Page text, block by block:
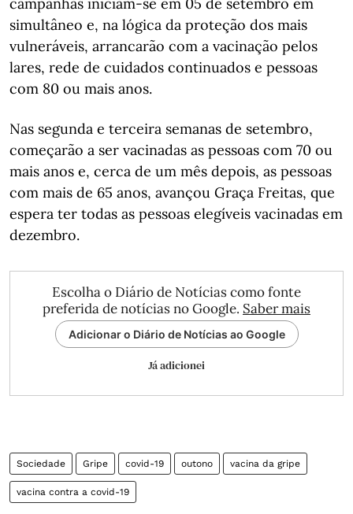
simultâneo e, na lógica da proteção dos mais
vulneráveis, arrancarão com a vacinação pelos
lares, rede de cuidados continuados e pessoas
com 80 ou mais anos.
Nas segunda e terceira semanas de setembro,
começarão a ser vacinadas as pessoas com 70 ou
mais anos e, cerca de um mês depois, as pessoas
com mais de 65 anos, avançou Graça Freitas, que
espera ter todas as pessoas elegíveis vacinadas em
dezembro.
Escolha o Diário de Notícias como fonte
preferida de notícias no Google. Saber mais
Adicionar o Diário de Notícias ao Google
Já adicionei
Sociedade Gripe covid-19 outono vacina da gripe
vacina contra a covid-19